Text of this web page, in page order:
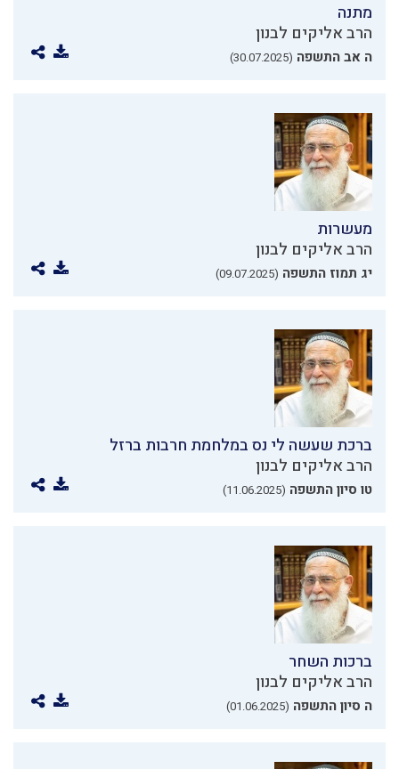
מתנה
הרב אליקים לבנון
ה אב התשפה (30.07.2025)
מעשרות
הרב אליקים לבנון
יג תמוז התשפה (09.07.2025)
ברכת שעשה לי נס במלחמת חרבות ברזל
הרב אליקים לבנון
טו סיון התשפה (11.06.2025)
ברכות השחר
הרב אליקים לבנון
ה סיון התשפה (01.06.2025)